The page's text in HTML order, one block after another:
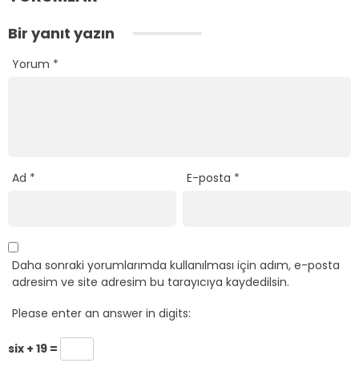
Bir yanıt yazın
Yorum *
Ad * E-posta *
Daha sonraki yorumlarımda kullanılması için adım, e-posta
adresim ve site adresim bu tarayıcıya kaydedilsin.
Please enter an answer in digits:
six + 19 =